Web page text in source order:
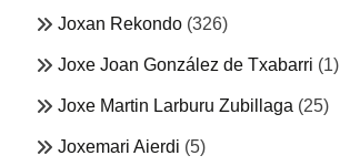
Joxan Rekondo (326)
Joxe Joan González de Txabarri (1)
Joxe Martin Larburu Zubillaga (25)
Joxemari Aierdi (5)